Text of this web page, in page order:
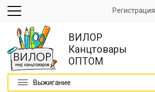
Регистрация
ВИЛОР
Канцтовары
ОПТОМ
Выжигание